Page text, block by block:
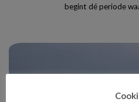
begint dé periode